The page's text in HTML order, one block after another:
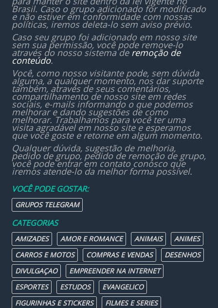
Brasil. Caso o grupo adicionado for modificado
e não estiver em conformidade com nossas
políticas, iremos deleta-lo sem aviso prévio.
Caso seu grupo foi adicionado em nosso site
sem sua permissão, você pode remove-lo
através do nosso sistema de remoção de
conteúdo.
Você, como nosso visitante pode, sem dúvida
alguma, a qualquer momento, nos dar suporte
também, através de seus comentários,
compartilhamento de nosso site em redes
sociais, e-mails informando o que podemos
melhorar e dando sugestões de como
melhorar. Trabalhamos para você ter uma
visita agradável em nosso site e esperamos
que você goste e retorne em algum momento.
Qualquer dúvida, sugestão de melhoria,
pedido de grupo, pedido de remoção de grupo,
você pode entrar em contato conosco que
iremos atende-lo da melhor forma possível.
VOCÊ PODE GOSTAR:
GRUPOS TELEGRAM
CATEGORIAS
AMIZADES AMOR E ROMANCE ANIMAIS
ANIMES
CARROS E MOTOS
COMPRAS E VENDAS
DESENHOS
DIVULGAÇAO
EMPREENDER NA INTERNET
ESPORTES
ESTUDOS
EVANGELICO
FIGURINHAS E STICKERS
FILMES E SERIES